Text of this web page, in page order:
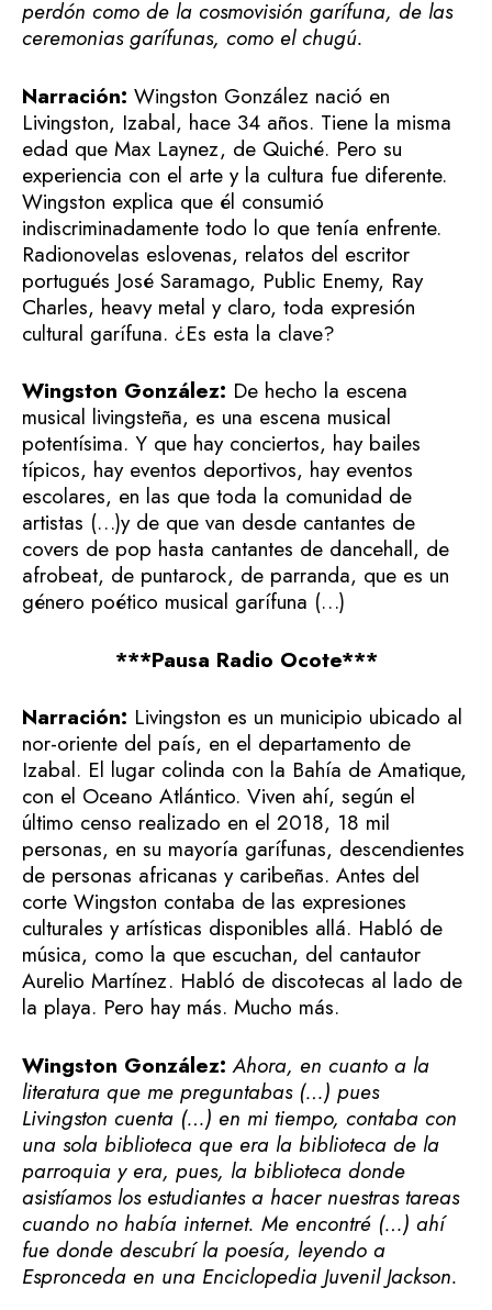
perdón como de la cosmovisión garífuna, de las
ceremonias garífunas, como el chugú.
Narración: Wingston González nació en
Livingston, Izabal, hace 34 años. Tiene la misma
edad que Max Laynez, de Quiché. Pero su
experiencia con el arte y la cultura fue diferente.
Wingston explica que él consumió
indiscriminadamente todo lo que tenía enfrente.
Radionovelas eslovenas, relatos del escritor
portugués José Saramago, Public Enemy, Ray
Charles, heavy metal y claro, toda expresión
cultural garífuna. ¿Es esta la clave?
Wingston González: De hecho la escena
musical livingsteña, es una escena musical
potentísima. Y que hay conciertos, hay bailes
típicos, hay eventos deportivos, hay eventos
escolares, en las que toda la comunidad de
artistas (…)y de que van desde cantantes de
covers de pop hasta cantantes de dancehall, de
afrobeat, de puntarock, de parranda, que es un
género poético musical garífuna (…)
***Pausa Radio Ocote***
Narración: Livingston es un municipio ubicado al
nor-oriente del país, en el departamento de
Izabal. El lugar colinda con la Bahía de Amatique,
con el Oceano Atlántico. Viven ahí, según el
último censo realizado en el 2018, 18 mil
personas, en su mayoría garífunas, descendientes
de personas africanas y caribeñas. Antes del
corte Wingston contaba de las expresiones
culturales y artísticas disponibles allá. Habló de
música, como la que escuchan, del cantautor
Aurelio Martínez. Habló de discotecas al lado de
la playa. Pero hay más. Mucho más.
Wingston González:Ahora, en cuanto a la
literatura que me preguntabas (…) pues
Livingston cuenta (…) en mi tiempo, contaba con
una sola biblioteca que era la biblioteca de la
parroquia y era, pues, la biblioteca donde
asistíamos los estudiantes a hacer nuestras tareas
cuando no había internet. Me encontré (…) ahí
fue donde descubrí la poesía, leyendo a
Espronceda en una Enciclopedia Juvenil Jackson.